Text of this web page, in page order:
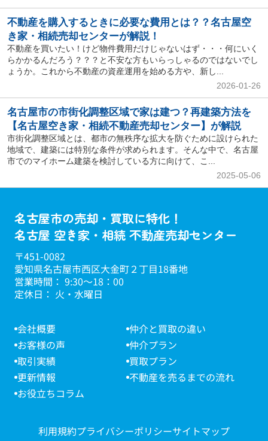
不動産を購入するときに必要な費用とは？？名古屋空
き家・相続売却センターが解説！
不動産を買いたい！けど物件費用だけじゃないはず・・・何にいく
らかかるんだろう？？？と不安な方もいらっしゃるのではないでし
ょうか。これから不動産の資産運用を始める方や、新し...
2026-01-26
名古屋市の市街化調整区域で家は建つ？再建築方法を
【名古屋空き家・相続不動産売却センター】が解説
市街化調整区域とは、都市の無秩序な拡大を防ぐために設けられた
地域で、建築には特別な条件が求められます。そんな中で、名古屋
市でのマイホーム建築を検討している方に向けて、こ...
2025-05-06
名古屋市の売却・買取に特化！
名古屋 空き家・相続 不動産売却センター
〒451-0082
愛知県名古屋市西区大金町２丁目18番地
営業時間： 9:30～18：00
定休日： 火・水曜日
会社概要
仲介と買取の違い
お客様の声
仲介プラン
取引実績
買取プラン
更新情報
不動産を売るまでの流れ
お役立ちコラム
利用規約プライバシーポリシーサイトマップ